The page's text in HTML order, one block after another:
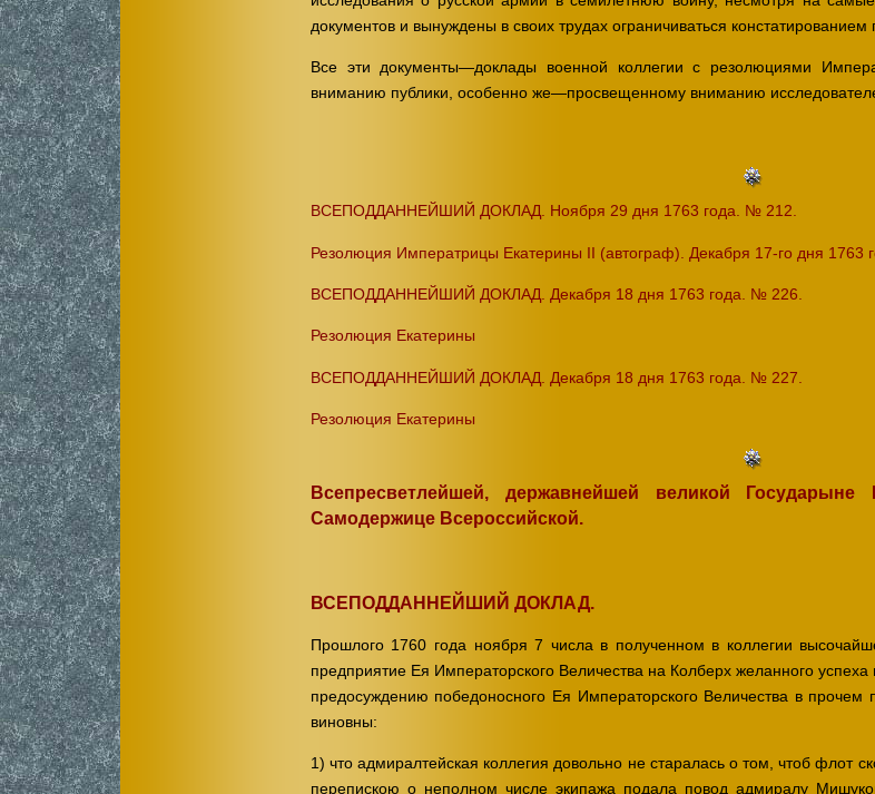
документов и вынуждены в своих трудах ограничиваться констатированием
Все эти документы—доклады военной коллегии с резолюциями
вниманию публики, особенно же—просвещенному вниманию
ВСЕПОДДАННЕЙШИЙ ДОКЛАД. Ноября 29 дня 1763 года. № 212.
Резолюция Императрицы Екатерины II (автограф). Декабря 17-го дня 1763
ВСЕПОДДАННЕЙШИЙ ДОКЛАД. Декабря 18 дня 1763 года. № 226.
Резолюция Екатерины
ВСЕПОДДАННЕЙШИЙ ДОКЛАД. Декабря 18 дня 1763 года. № 227.
Резолюция Екатерины
Всепресветлейшей, державнейшей великой Государыне
Самодержице Всероссийской.
ВСЕПОДДАННЕЙШИЙ ДОКЛАД.
Прошлого 1760 года ноября 7 числа в полученном в коллегии
предприятие Ея Императорского Величества на Колберх желанного
предосуждению победоносного Ея Императорского Величества в
виновны:
1) что адмиралтейская коллегия довольно не старалась о том, чтоб флот
перепискою о неполном числе экипажа подала повод адмиралу